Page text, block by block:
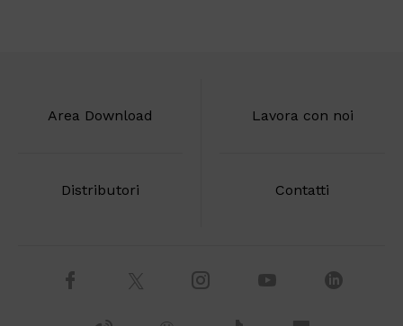
Area Download Lavora con noi
Distributori Contatti